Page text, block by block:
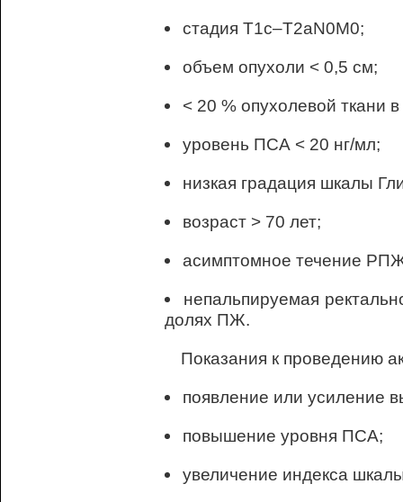
стадия Т1с–Т2аN0M0;
объем опухоли < 0,5 см;
< 20 % опухолевой ткани
уровень ПСА < 20 нг/мл;
низкая градация шкалы
возраст > 70 лет;
асимптомное течение
непальпируемая
долях ПЖ.
Показания к проведению
появление или усиление
повышение уровня ПСА;
увеличение индекса